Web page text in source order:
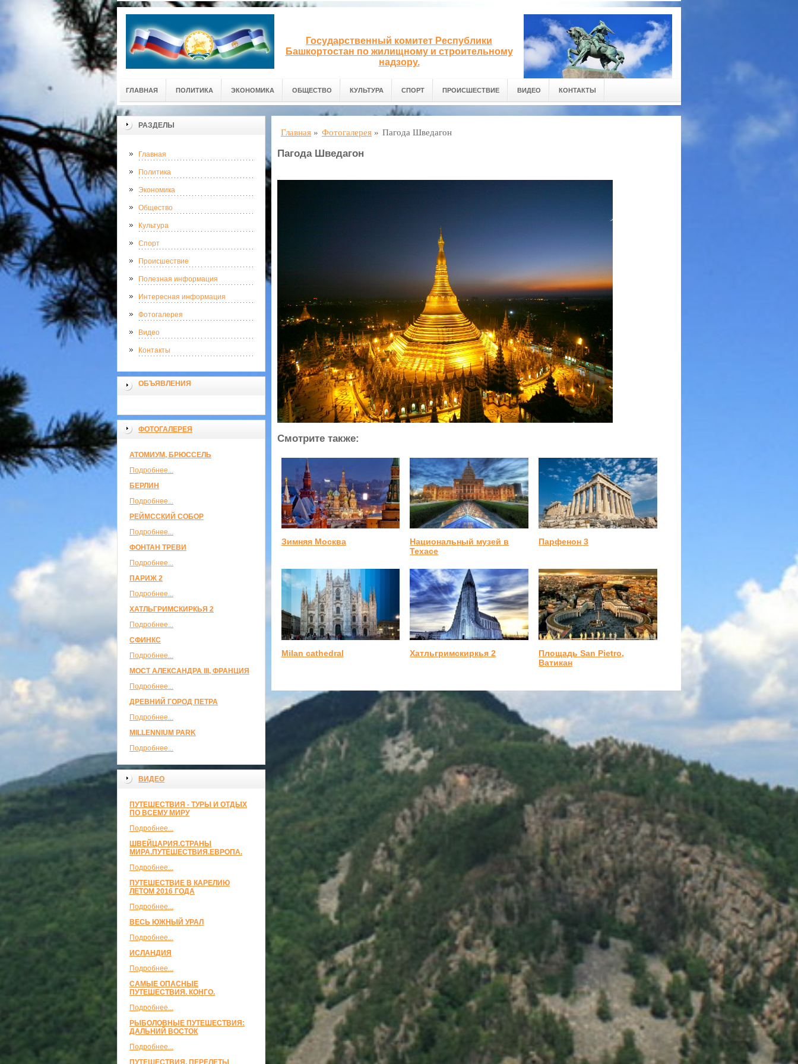
Государственный комитет Республики
Башкортостан по жилищному и строительному
надзору.
ГЛАВНАЯ ПОЛИТИКА ЭКОНОМИКА ОБЩЕСТВО КУЛЬТУРА СПОРТ ПРОИСШЕСТВИЕ ВИДЕО КОНТАКТЫ
РАЗДЕЛЫ
Главная
Политика
Экономика
Общество
Культура
Спорт
Происшествие
Полезная информация
Интересная информация
Фотогалерея
Видео
Контакты
ОБЪЯВЛЕНИЯ
ФОТОГАЛЕРЕЯ
АТОМИУМ, БРЮССЕЛЬ
Подробнее...
БЕРЛИН
Подробнее...
РЕЙМССКИЙ СОБОР
Подробнее...
ФОНТАН ТРЕВИ
Подробнее...
ПАРИЖ 2
Подробнее...
ХАТЛЬГРИМСКИРКЬЯ 2
Подробнее...
СФИНКС
Подробнее...
МОСТ АЛЕКСАНДРА III, ФРАНЦИЯ
Подробнее...
ДРЕВНИЙ ГОРОД ПЕТРА
Подробнее...
MILLENNIUM PARK
Подробнее...
ВИДЕО
ПУТЕШЕСТВИЯ - ТУРЫ И ОТДЫХ
ПО ВСЕМУ МИРУ
Подробнее...
ШВЕЙЦАРИЯ.СТРАНЫ
МИРА.ПУТЕШЕСТВИЯ.ЕВРОПА.
Подробнее...
ПУТЕШЕСТВИЕ В КАРЕЛИЮ
ЛЕТОМ 2016 ГОДА
Подробнее...
ВЕСЬ ЮЖНЫЙ УРАЛ
Подробнее...
ИСЛАНДИЯ
Подробнее...
САМЫЕ ОПАСНЫЕ
ПУТЕШЕСТВИЯ. КОНГО.
Подробнее...
РЫБОЛОВНЫЕ ПУТЕШЕСТВИЯ:
ДАЛЬНИЙ ВОСТОК
Подробнее...
ПУТЕШЕСТВИЯ, ПЕРЕЛЕТЫ
Главная » Фотогалерея » Пагода Шведагон
Пагода Шведагон
Смотрите также:
Зимняя Москва
Национальный музей в
Техасе
Парфенон 3
Milan cathedral Хатльгримскиркья 2
Площадь San Pietro,
Ватикан